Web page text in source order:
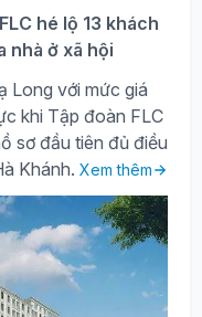
hé lộ 13 khách
nhà ở xã hội
Long với mức giá
khi Tập đoàn FLC
sơ đầu tiên đủ điều
Khánh. Xem thêm